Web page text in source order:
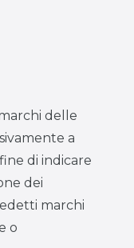
delle
a
di indicare
dei
marchi
o